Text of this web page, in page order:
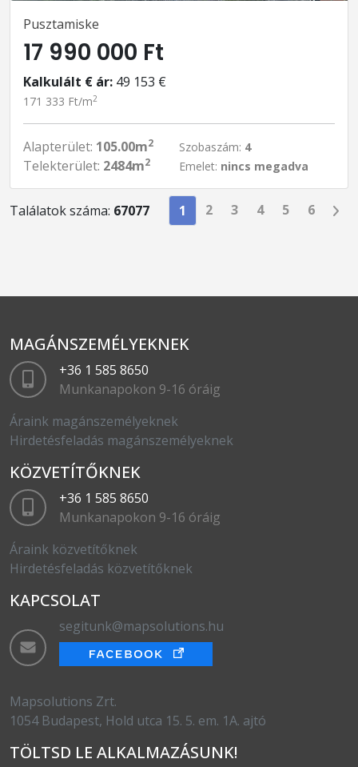
Pusztamiske
17 990 000 Ft
Kalkulált € ár: 49 153 €
171 333 Ft/m2
Alapterület: 105.00m2
Telekterület: 2484m2
Szobaszám: 4
Emelet: nincs megadva
Találatok száma: 67077 1 2 3 4 5 6
MAGÁNSZEMÉLYEKNEK
+36 1 585 8650
Munkanapokon 9-16 óráig
Áraink magánszemélyeknek
Hirdetésfeladás magánszemélyeknek
KÖZVETÍTŐKNEK
+36 1 585 8650
Munkanapokon 9-16 óráig
Áraink közvetítőknek
Hirdetésfeladás közvetítőknek
KAPCSOLAT
segitunk@mapsolutions.hu
Mapsolutions Zrt.
1054 Budapest, Hold utca 15. 5. em. 1A. ajtó
TÖLTSD LE ALKALMAZÁSUNK!